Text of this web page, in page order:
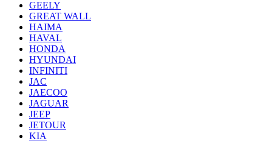
GEELY
GREAT WALL
HAIMA
HAVAL
HONDA
HYUNDAI
INFINITI
JAC
JAECOO
JAGUAR
JEEP
JETOUR
KIA